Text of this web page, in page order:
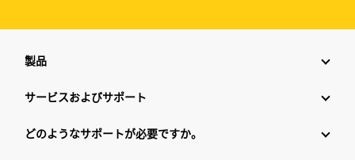
製品
サービスおよびサポート
どのようなサポートが必要ですか。